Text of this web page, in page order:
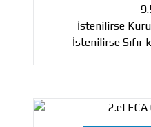
İstenilirse
İstenilirse